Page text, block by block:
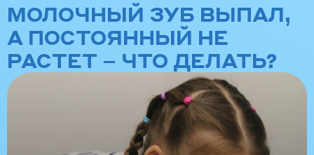
МОЛОЧНЫЙ ЗУБ ВЫПАЛ,
А ПОСТОЯННЫЙ НЕ
РАСТЕТ – ЧТО ДЕЛАТЬ?